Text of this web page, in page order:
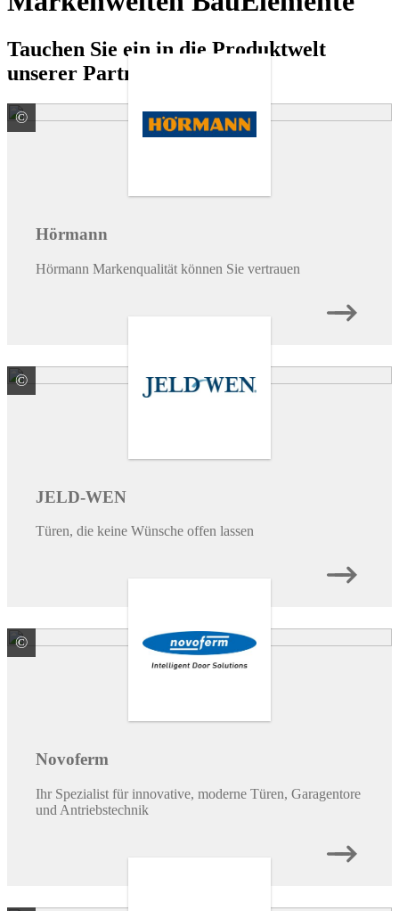
Tauchen Sie ein in die Produktwelt
unserer Partner.
© HÖRMANN KG Verkaufsgesellschaft
Hörmann
Hörmann Markenqualität können Sie vertrauen
© JELD-WEN Deutschland GmbH & Co. KG
JELD-WEN
Türen, die keine Wünsche offen lassen
© Novoferm Vertriebs GmbH
Novoferm
Ihr Spezialist für innovative, moderne Türen, Garagentore
und Antriebstechnik